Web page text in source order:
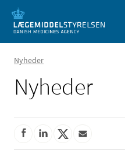
Nyheder
Nyheder